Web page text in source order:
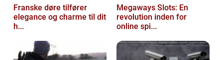
Franske døre tilfører
elegance og charme til dit
h...
Megaways Slots: En
revolution inden for
online spi...